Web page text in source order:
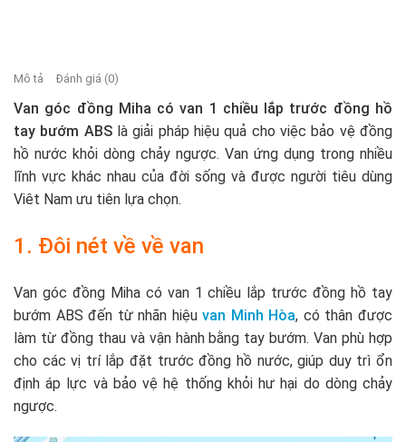
Mô tả Đánh giá (0)
Van góc đồng Miha có van 1 chiều lắp trước đồng hồ
tay bướm ABSlà giải pháp hiệu quả cho việc bảo vệ đồng
hồ nước khỏi dòng chảy ngược. Van ứng dụng trong nhiều
lĩnh vực khác nhau của đời sống và được người tiêu dùng
Viêt Nam ưu tiên lựa chọn.
1. Đôi nét về về van
Van góc đồng Miha có van 1 chiều lắp trước đồng hồ tay
bướm ABS đến từ nhãn hiệuvan Minh Hòa, có thân được
làm từ đồng thau và vận hành bằng tay bướm. Van phù hợp
cho các vị trí lắp đặt trước đồng hồ nước, giúp duy trì ổn
định áp lực và bảo vệ hệ thống khỏi hư hại do dòng chảy
ngược.